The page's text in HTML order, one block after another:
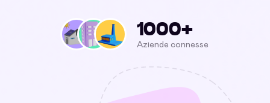
1000+
Aziende connesse